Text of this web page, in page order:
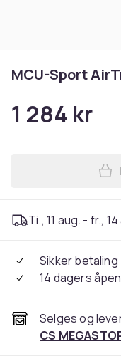
MCU-Sport
1 284 kr
Ti., 11 aug. - fr.,
Sikker betaling
14 dagers
Selges og
CS